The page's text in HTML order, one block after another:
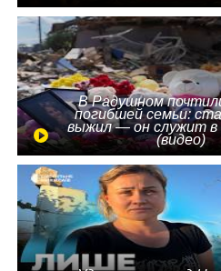
В Радушном
погибшей семьи:
выжил — он служит в
(видео)